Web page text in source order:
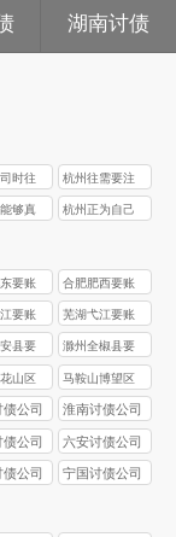
湖南讨债
时往
杭州往需要注
要账公司
够真
杭州正为自己
要账
合肥肥西要账
公司
要账
芜湖弋江要账
公司
县要
滁州全椒县要
账公司
山区
马鞍山博望区
要账公司
公司 淮南讨债公司
公司 六安讨债公司
债公司 宁国讨债公司